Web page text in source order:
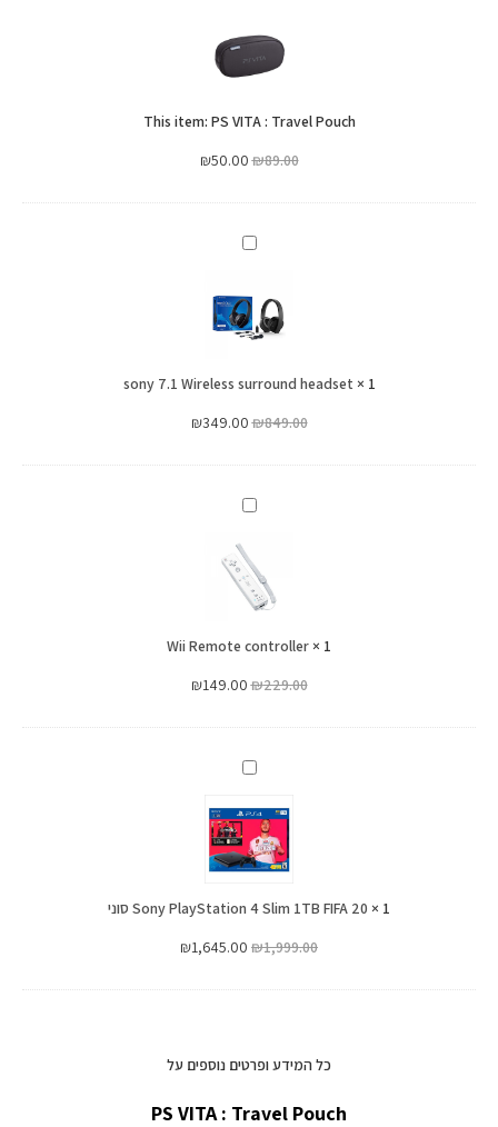
:
Travel
This item: PS VITA : Travel Pouch
₪89.00
₪50.00
sony
Wireless
surround
1
×
sony 7.1 Wireless surround headset
₪849.00
₪349.00
Wii
controller
1
×
Wii Remote controller
₪229.00
₪149.00
Sony
4
Slim
FIFA
1
× Sony PlayStation 4 Slim 1TB FIFA 20 סוני
₪1,999.00
₪1,645.00
כל המידע ופרטים נוספים על
PS VITA : Travel Pouch